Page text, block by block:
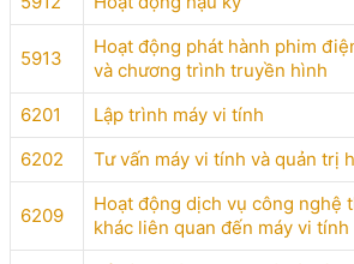
5913
Hoạt động phát hành phim
và chương trình truyền hình
6201
Lập trình máy vi tính
6202
Tư vấn máy vi tính và quản trị
6209
Hoạt động dịch vụ công nghệ
khác liên quan đến máy vi tính